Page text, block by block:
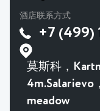
酒店联系方式
+7 (499)
莫斯科，
4m.Salarievo
meadow